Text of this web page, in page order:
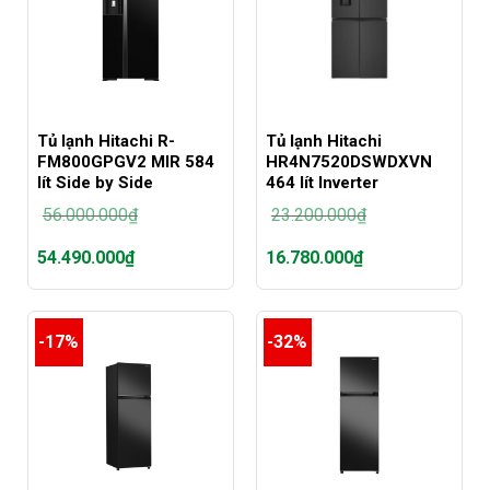
Tủ Iạnh Hitachi R-
FM800GPGV2 MIR 584
lít Side by Side
56.000.000₫
gốc
là:
54.490.000₫
Giá
hiện
là:
54.490.000₫.
Tủ lạnh Hitachi
HR4N7520DSWDXVN
464 lít Inverter
23.200.000₫
gốc
là:
16.780.000₫
Giá
hiện
là:
16.780.000₫.
-17% -32%